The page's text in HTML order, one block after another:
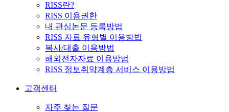
RISS란?
RISS 이용권한
내 관심논문 등록방법
RISS 자료 유형별 이용방법
복사/대출 이용방법
해외전자자료 이용방법
RISS 정보취약계층 서비스 이용방법
고객센터
자주 찾는 질문